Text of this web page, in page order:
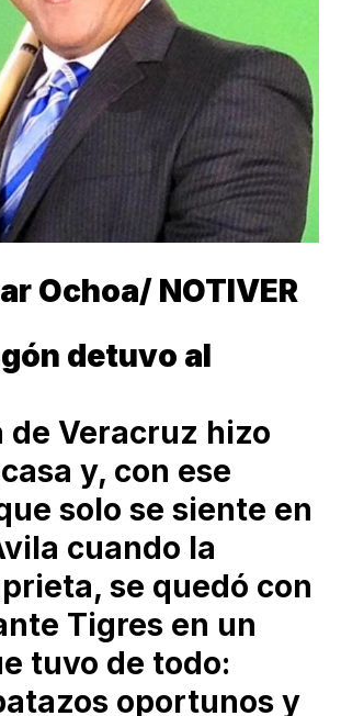
Ochoa/ NOTIVER
detuvo al
de Veracruz hizo
y, con ese
solo se siente en
cuando la
se quedó con
Tigres en un
tuvo de todo:
oportunos y